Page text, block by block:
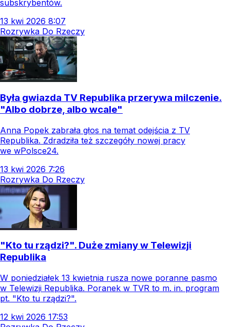
subskrybentów.
13 kwi 2026 8:07
Rozrywka Do Rzeczy
Była gwiazda TV Republika przerywa milczenie.
"Albo dobrze, albo wcale"
Anna Popek zabrała głos na temat odejścia z TV
Republika. Zdradziła też szczegóły nowej pracy
we wPolsce24.
13 kwi 2026 7:26
Rozrywka Do Rzeczy
"Kto tu rządzi?". Duże zmiany w Telewizji
Republika
W poniedziałek 13 kwietnia rusza nowe poranne pasmo
w Telewizji Republika. Poranek w TVR to m. in. program
pt. "Kto tu rządzi?".
12 kwi 2026 17:53